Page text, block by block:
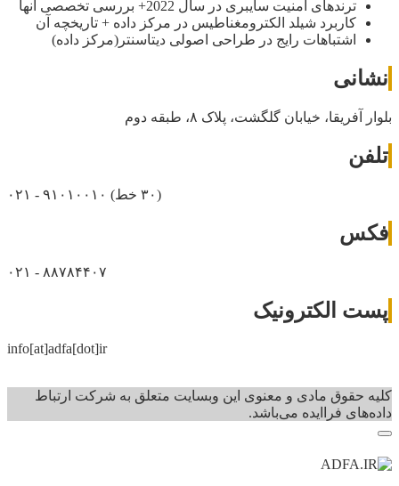
ترندهای امنیت سایبری در سال 2022+ بررسی تخصصی آنها
کاربرد شیلد الکترومغناطیس در مرکز داده + تاریخچه آن
اشتباهات رایج در طراحی اصولی دیتاسنتر(مرکز داده)
نشانی
بلوار آفریقا، خیابان گلگشت، پلاک ۸، طبقه دوم
تلفن
۰۲۱ - ۹۱۰۱۰۰۱۰ (۳۰ خط)
فکس
۰۲۱ - ۸۸۷۸۴۴۰۷
پست الکترونیک
info[at]adfa[dot]ir
کلیه حقوق مادی و معنوی این وبسایت متعلق به شرکت ارتباط
داده‌های فرا‌ایده می‌باشد.